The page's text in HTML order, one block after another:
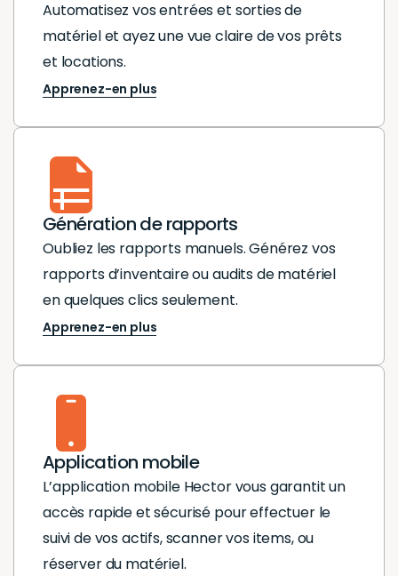
Automatisez vos entrées et sorties de
matériel et ayez une vue claire de vos prêts
et locations.
Apprenez-en plus
Génération de rapports
Oubliez les rapports manuels. Générez vos
rapports d’inventaire ou audits de matériel
en quelques clics seulement.
Apprenez-en plus
Application mobile
L’application mobile Hector vous garantit un
accès rapide et sécurisé pour effectuer le
suivi de vos actifs, scanner vos items, ou
réserver du matériel.